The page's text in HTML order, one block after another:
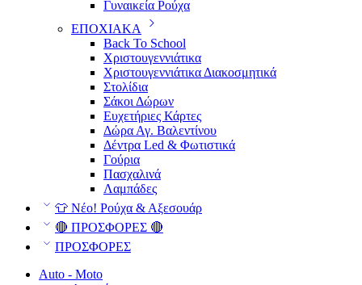
Γυναικεία Ρούχα
ΕΠΟΧΙΑΚΑ
Back To School
Χριστουγεννιάτικα
Χριστουγεννιάτικα Διακοσμητικά
Στολίδια
Σάκοι Δώρων
Ευχετήριες Κάρτες
Δώρα Αγ. Βαλεντίνου
Δέντρα Led & Φωτιστικά
Γούρια
Πασχαλινά
Λαμπάδες
👕 Νέο! Ρούχα & Αξεσουάρ
🔴 ΠΡΟΣΦΟΡΕΣ 🔴
ΠΡΟΣΦΟΡΕΣ
Auto - Moto